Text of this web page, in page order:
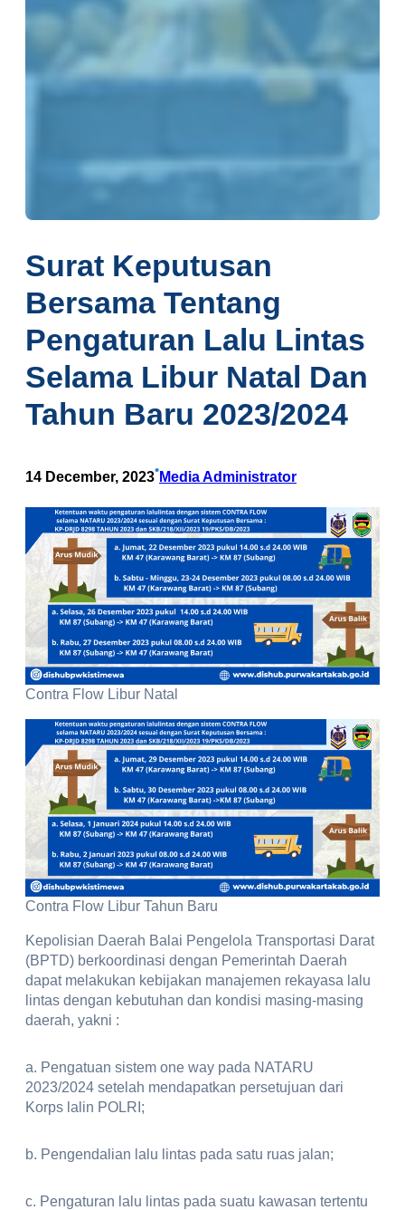
Surat Keputusan
Bersama Tentang
Pengaturan Lalu Lintas
Selama Libur Natal Dan
Tahun Baru 2023/2024
14 December, 2023•Media Administrator
Contra Flow Libur Natal
Contra Flow Libur Tahun Baru
Kepolisian Daerah Balai Pengelola Transportasi Darat
(BPTD) berkoordinasi dengan Pemerintah Daerah
dapat melakukan kebijakan manajemen rekayasa lalu
lintas dengan kebutuhan dan kondisi masing-masing
daerah, yakni :
a. Pengatuan sistem one way pada NATARU
2023/2024 setelah mendapatkan persetujuan dari
Korps lalin POLRI;
b. Pengendalian lalu lintas pada satu ruas jalan;
c. Pengaturan lalu lintas pada suatu kawasan tertentu